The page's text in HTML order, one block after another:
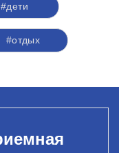
#дети
#отдых